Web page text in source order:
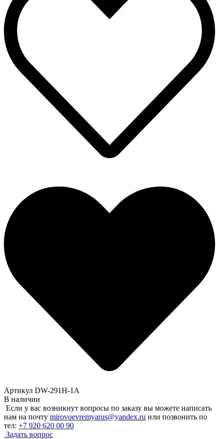
Артикул DW-291H-1A
В наличии
Если у вас возникнут вопросы по заказу вы можете написать
нам на почту mirovoevremyarus@yandex.ru или позвонить по
тел: +7 920 620 00 90
Задать вопрос